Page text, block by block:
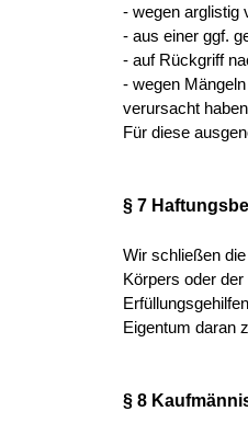
- wegen arglistig
- aus einer ggf.
- auf Rückgriff
- wegen
verursacht
Für diese
§ 7
Wir schließen
Körpers oder
Eigentum daran
§ 8